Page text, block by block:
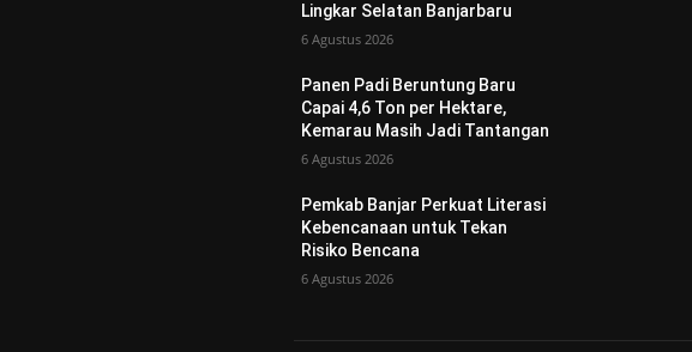
Lingkar Selatan Banjarbaru
6 Agustus 2026
Panen Padi Beruntung Baru
Capai 4,6 Ton per Hektare,
Kemarau Masih Jadi Tantangan
6 Agustus 2026
Pemkab Banjar Perkuat Literasi
Kebencanaan untuk Tekan
Risiko Bencana
6 Agustus 2026